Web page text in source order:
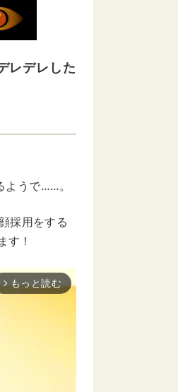
レデレした
ようで……。
採用をする
す！
arrow_forward_ios もっと読む